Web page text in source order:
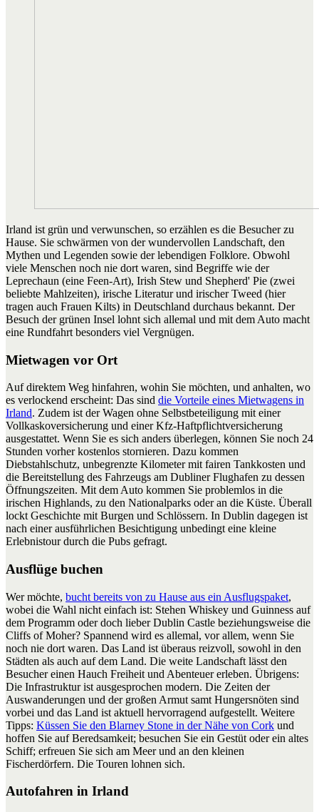
Irland ist grün und verwunschen, so erzählen es die Besucher zu
Hause. Sie schwärmen von der wundervollen Landschaft, den
Mythen und Legenden sowie der lebendigen Folklore. Obwohl
viele Menschen noch nie dort waren, sind Begriffe wie der
Leprechaun (eine Feen-Art), Irish Stew und Shepherd' Pie (zwei
beliebte Mahlzeiten), irische Literatur und irischer Tweed (hier
tragen auch Frauen Kilts) in Deutschland durchaus bekannt. Der
Besuch der grünen Insel lohnt sich allemal und mit dem Auto macht
eine Rundfahrt besonders viel Vergnügen.
Mietwagen vor Ort
Auf direktem Weg hinfahren, wohin Sie möchten, und anhalten, wo
es verlockend erscheint: Das sind die Vorteile eines Mietwagens in
Irland. Zudem ist der Wagen ohne Selbstbeteiligung mit einer
Vollkaskoversicherung und einer Kfz-Haftpflichtversicherung
ausgestattet. Wenn Sie es sich anders überlegen, können Sie noch 24
Stunden vorher kostenlos stornieren. Dazu kommen
Diebstahlschutz, unbegrenzte Kilometer mit fairen Tankkosten und
die Bereitstellung des Fahrzeugs am Dubliner Flughafen zu dessen
Öffnungszeiten. Mit dem Auto kommen Sie problemlos in die
irischen Highlands, zu den Nationalparks oder an die Küste. Überall
lockt Geschichte mit Burgen und Schlössern. In Dublin dagegen ist
nach einer ausführlichen Besichtigung unbedingt eine kleine
Erlebnistour durch die Pubs gefragt.
Ausflüge buchen
Wer möchte, bucht bereits von zu Hause aus ein Ausflugspaket,
wobei die Wahl nicht einfach ist: Stehen Whiskey und Guinness auf
dem Programm oder doch lieber Dublin Castle beziehungsweise die
Cliffs of Moher? Spannend wird es allemal, vor allem, wenn Sie
noch nie dort waren. Das Land ist überaus reizvoll, sowohl in den
Städten als auch auf dem Land. Die weite Landschaft lässt den
Besucher einen Hauch Freiheit und Abenteuer erleben. Übrigens:
Die Infrastruktur ist ausgesprochen modern. Die Zeiten der
Auswanderungen und der großen Armut samt Hungersnöten sind
vorbei und das Land ist aktuell hervorragend aufgestellt. Weitere
Tipps: Küssen Sie den Blarney Stone in der Nähe von Cork und
hoffen Sie auf Beredsamkeit; besuchen Sie ein Gestüt oder ein altes
Schiff; erfreuen Sie sich am Meer und an den kleinen
Fischerdörfern. Die Touren lohnen sich.
Autofahren in Irland